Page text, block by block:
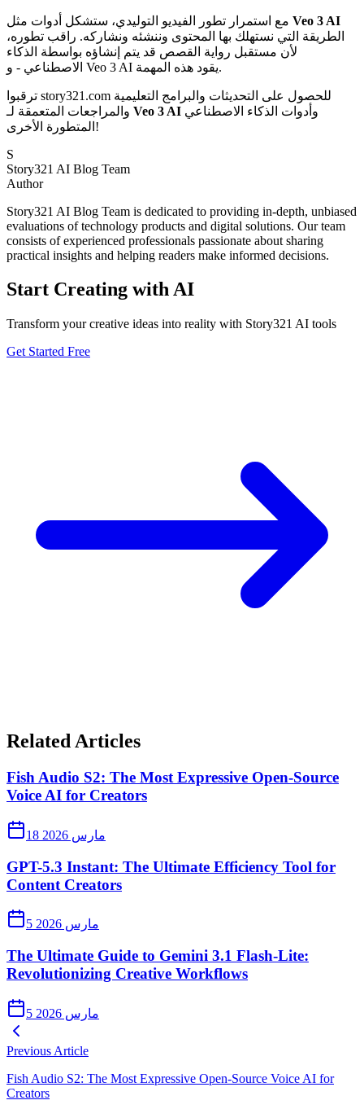
Veo 3 AI
الطريقة التي نستهلك بها المحتوى وننشئه ونشاركه. راقب تطوره،
لأن مستقبل رواية القصص قد يتم إنشاؤه بواسطة الذكاء
الاصطناعي - و Veo 3 AI يقود هذه المهمة.
ترقبوا story321.com للحصول على التحديثات والبرامج التعليمية
Veo 3 AI
المتطورة الأخرى!
S
Story321 AI Blog Team
Author
Story321 AI Blog Team is dedicated to providing in-depth, unbiased
evaluations of technology products and digital solutions. Our team
consists of experienced professionals passionate about sharing
practical insights and helping readers make informed decisions.
Start Creating with AI
Transform your creative ideas into reality with Story321 AI tools
Get Started Free
Related Articles
Fish Audio S2: The Most Expressive Open-Source
Voice AI for Creators
18 مارس 2026
GPT-5.3 Instant: The Ultimate Efficiency Tool for
Content Creators
5 مارس 2026
The Ultimate Guide to Gemini 3.1 Flash-Lite:
Revolutionizing Creative Workflows
5 مارس 2026
Previous Article
Fish Audio S2: The Most Expressive Open-Source Voice AI for
Creators